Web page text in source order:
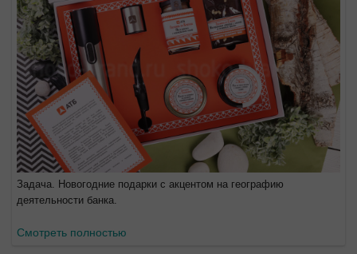
Задача. Новогодние подарки с акцентом на географию
деятельности банка.
Смотреть полностью